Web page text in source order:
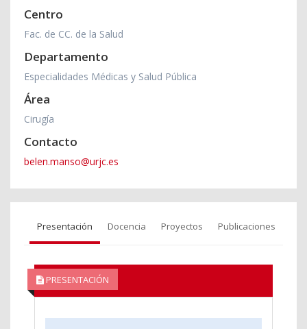
Centro
Fac. de CC. de la Salud
Departamento
Especialidades Médicas y Salud Pública
Área
Cirugía
Contacto
belen.manso@urjc.es
Presentación Docencia Proyectos Publicaciones
PRESENTACIÓN